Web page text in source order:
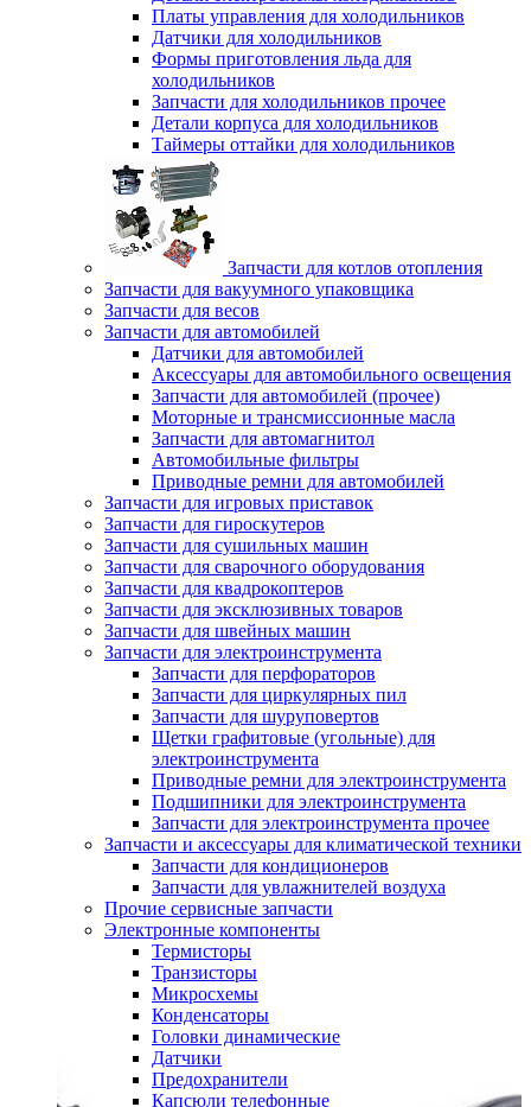
Платы управления для холодильников
Датчики для холодильников
Формы приготовления льда для
холодильников
Запчасти для холодильников прочее
Детали корпуса для холодильников
Таймеры оттайки для холодильников
Запчасти для котлов отопления
Запчасти для вакуумного упаковщика
Запчасти для весов
Запчасти для автомобилей
Датчики для автомобилей
Аксессуары для автомобильного освещения
Запчасти для автомобилей (прочее)
Моторные и трансмиссионные масла
Запчасти для автомагнитол
Автомобильные фильтры
Приводные ремни для автомобилей
Запчасти для игровых приставок
Запчасти для гироскутеров
Запчасти для сушильных машин
Запчасти для сварочного оборудования
Запчасти для квадрокоптеров
Запчасти для эксклюзивных товаров
Запчасти для швейных машин
Запчасти для электроинструмента
Запчасти для перфораторов
Запчасти для циркулярных пил
Запчасти для шуруповертов
Щетки графитовые (угольные) для
электроинструмента
Приводные ремни для электроинструмента
Подшипники для электроинструмента
Запчасти для электроинструмента прочее
Запчасти и аксессуары для климатической техники
Запчасти для кондиционеров
Запчасти для увлажнителей воздуха
Прочие сервисные запчасти
Электронные компоненты
Термисторы
Транзисторы
Микросхемы
Конденсаторы
Головки динамические
Датчики
Предохранители
Капсюли телефонные